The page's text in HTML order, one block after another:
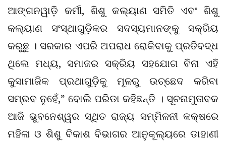
ଆଙ୍ଗନୱାଡ଼ି କର୍ମୀ, ଶିଶୁ କଲ୍ୟାଣ ସମିତି ଏବଂ ଶିଶୁ
କଲ୍ୟାଣ ସଂସ୍ଥାଗୁଡ଼ିକର ସଦସ୍ୟମାନଙ୍କୁ ସକ୍ରିୟ
କରୁଛୁ । ସରକାର ଏପରି ଅପରାଧ ରୋକିବାକୁ ପ୍ରତିବଦ୍ଧ
ଥିଲେ ମଧ୍ୟ, ସମାଜର ସକ୍ରିୟ ସହଯୋଗ ବିନା ଏହି
କୁସାମାଜିକ ପ୍ରଥାଗୁଡ଼ିକୁ ମୂଳରୁ ଉଚ୍ଛେଦ କରିବା
ସମ୍ଭବ ନୁହେଁ,” ବୋଲି ପରିଡା କହିଛନ୍ତି । ସୂଚନାମୁତାବକ
ଆଜି ଭୁବନେଶ୍ୱର ସ୍ଥିତ ରାଜ୍ୟ ସମ୍ମିଳନୀ କକ୍ଷରେ
ମହିଳା ଓ ଶିଶୁ ବିକାଶ ବିଭାଗର ଆନୁକୂଲ୍ୟରେ ଡାହାଣୀ